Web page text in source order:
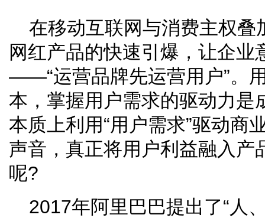
在移动互联网与消费主权叠
网红产品的快速引爆，让企业
——“运营品牌先运营用户”。
本，掌握用户需求的驱动力是
本质上利用“用户需求”驱动商
声音，真正将用户利益融入产
呢?
2017年阿里巴巴提出了“人